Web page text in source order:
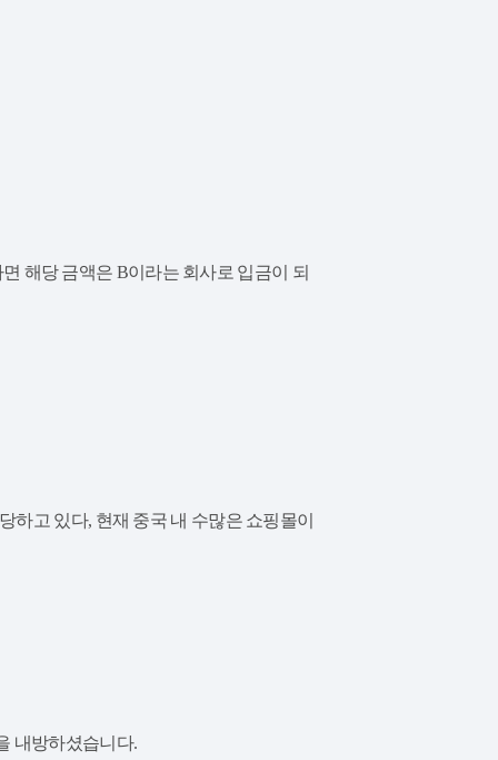
해당 금액은 B이라는 회사로 입금이 되
고 있다, 현재 중국 내 수많은 쇼핑몰이
내방하셨습니다.